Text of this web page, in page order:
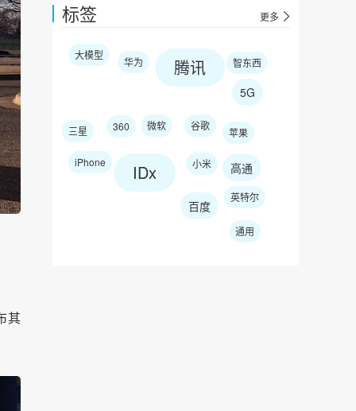
标签 更多
大模型
华为 腾讯 智东西
5G
三星 360 微软 谷歌
苹果
iPhone IDx 小米 高通
百度
英特尔
通用
其